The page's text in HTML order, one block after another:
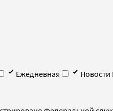
Ежедневная
Новости